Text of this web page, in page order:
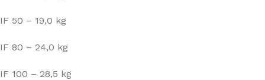
IF 50 – 19,0 kg
IF 80 – 24,0 kg
IF 100 – 28,5 kg